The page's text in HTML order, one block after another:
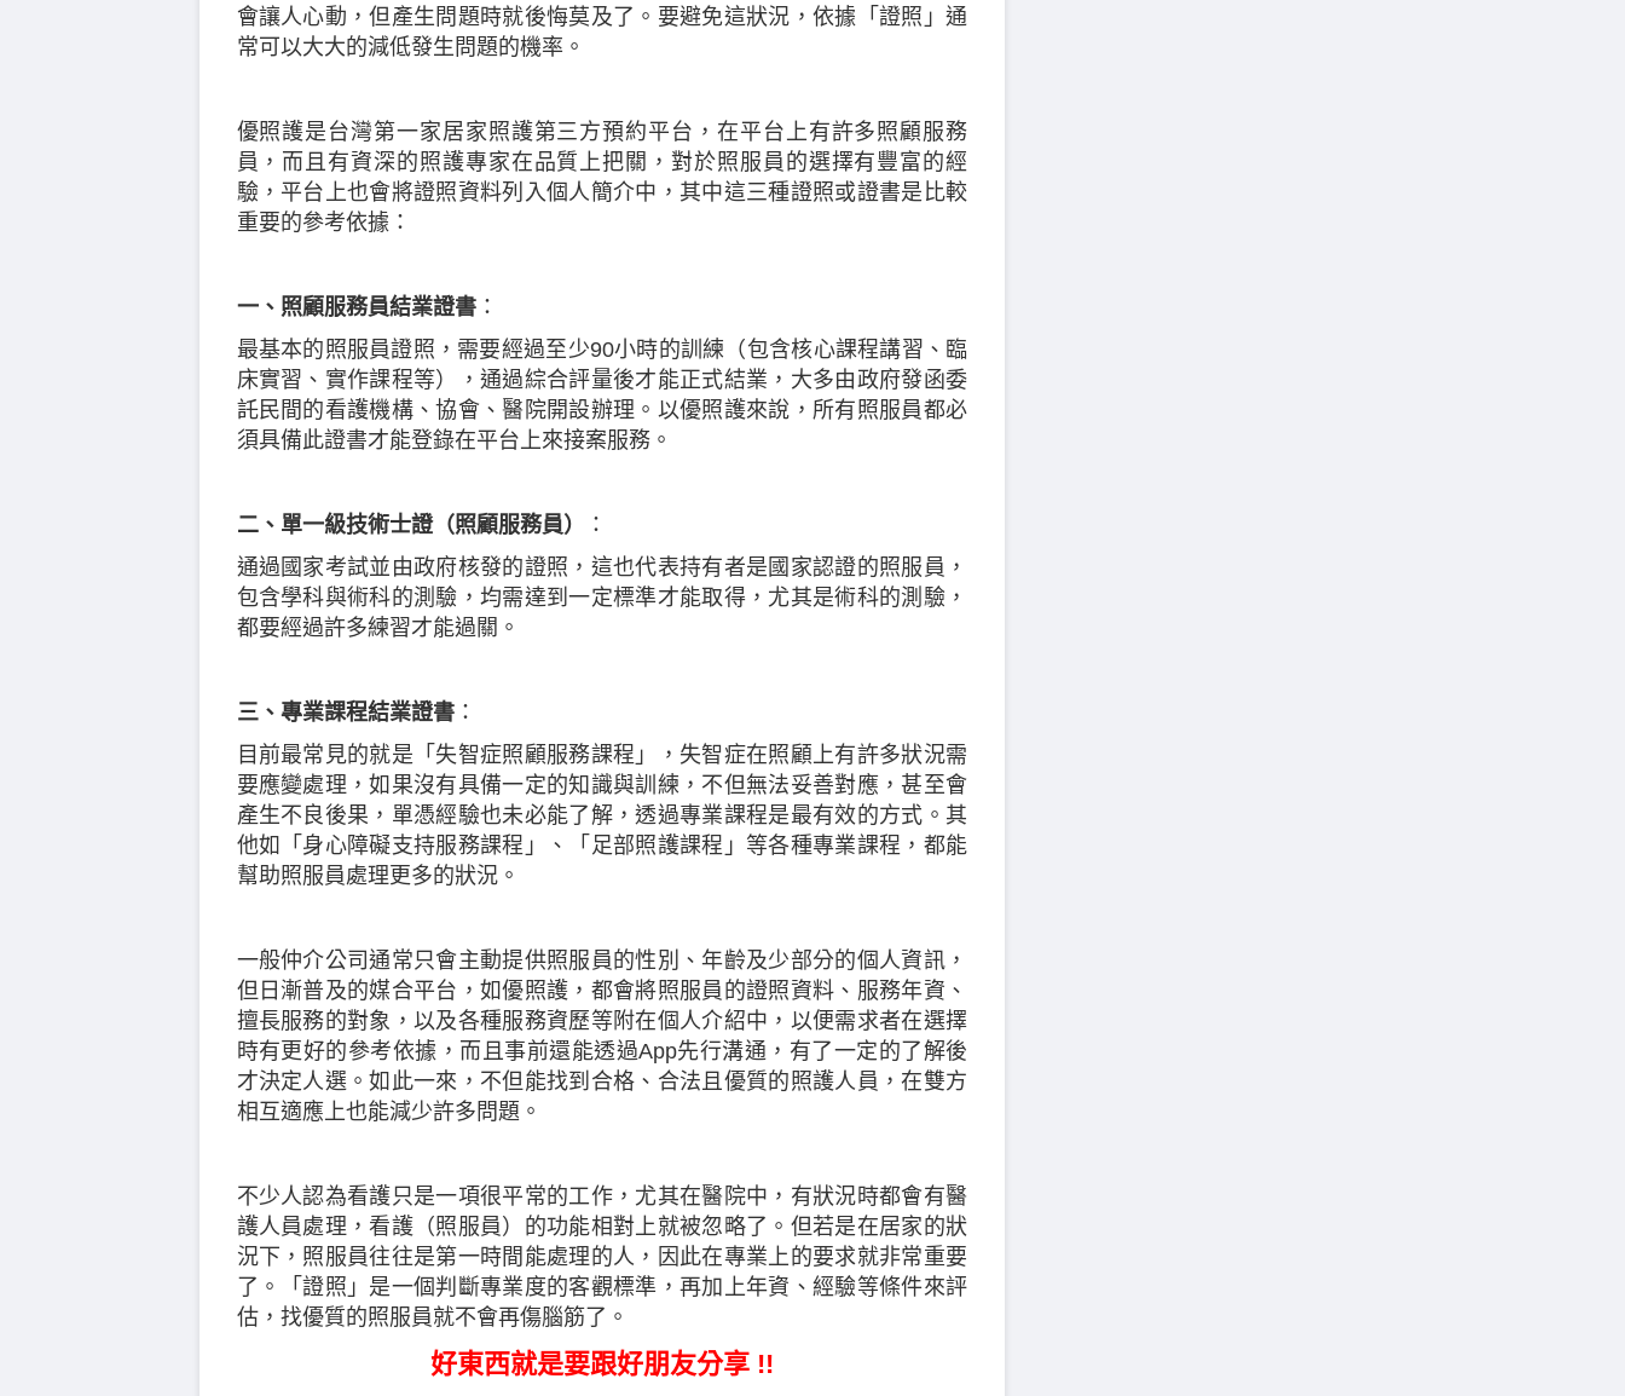
會讓人心動，但產生問題時就後悔莫及了。要避免這狀況，依據「證照」通
常可以大大的減低發生問題的機率。
優照護是台灣第一家居家照護第三方預約平台，在平台上有許多照顧服務
員，而且有資深的照護專家在品質上把關，對於照服員的選擇有豐富的經
驗，平台上也會將證照資料列入個人簡介中，其中這三種證照或證書是比較
重要的參考依據：
一、照顧服務員結業證書：
最基本的照服員證照，需要經過至少90小時的訓練（包含核心課程講習、臨
床實習、實作課程等），通過綜合評量後才能正式結業，大多由政府發函委
託民間的看護機構、協會、醫院開設辦理。以優照護來說，所有照服員都必
須具備此證書才能登錄在平台上來接案服務。
二、單一級技術士證（照顧服務員）
：
通過國家考試並由政府核發的證照，這也代表持有者是國家認證的照服員，
包含學科與術科的測驗，均需達到一定標準才能取得，尤其是術科的測驗，
都要經過許多練習才能過關。
三、專業課程結業證書：
目前最常見的就是「失智症照顧服務課程」，失智症在照顧上有許多狀況需
要應變處理，如果沒有具備一定的知識與訓練，不但無法妥善對應，甚至會
產生不良後果，單憑經驗也未必能了解，透過專業課程是最有效的方式。其
他如「身心障礙支持服務課程」、「足部照護課程」等各種專業課程，都能
幫助照服員處理更多的狀況。
一般仲介公司通常只會主動提供照服員的性別、年齡及少部分的個人資訊，
但日漸普及的媒合平台，如優照護，都會將照服員的證照資料、服務年資、
擅長服務的對象，以及各種服務資歷等附在個人介紹中，以便需求者在選擇
時有更好的參考依據，而且事前還能透過App先行溝通，有了一定的了解後
才決定人選。如此一來，不但能找到合格、合法且優質的照護人員，在雙方
相互適應上也能減少許多問題。
不少人認為看護只是一項很平常的工作，尤其在醫院中，有狀況時都會有醫
護人員處理，看護（照服員）的功能相對上就被忽略了。但若是在居家的狀
況下，照服員往往是第一時間能處理的人，因此在專業上的要求就非常重要
了。「證照」是一個判斷專業度的客觀標準，再加上年資、經驗等條件來評
估，找優質的照服員就不會再傷腦筋了。
好東西就是要跟好朋友分享 !!